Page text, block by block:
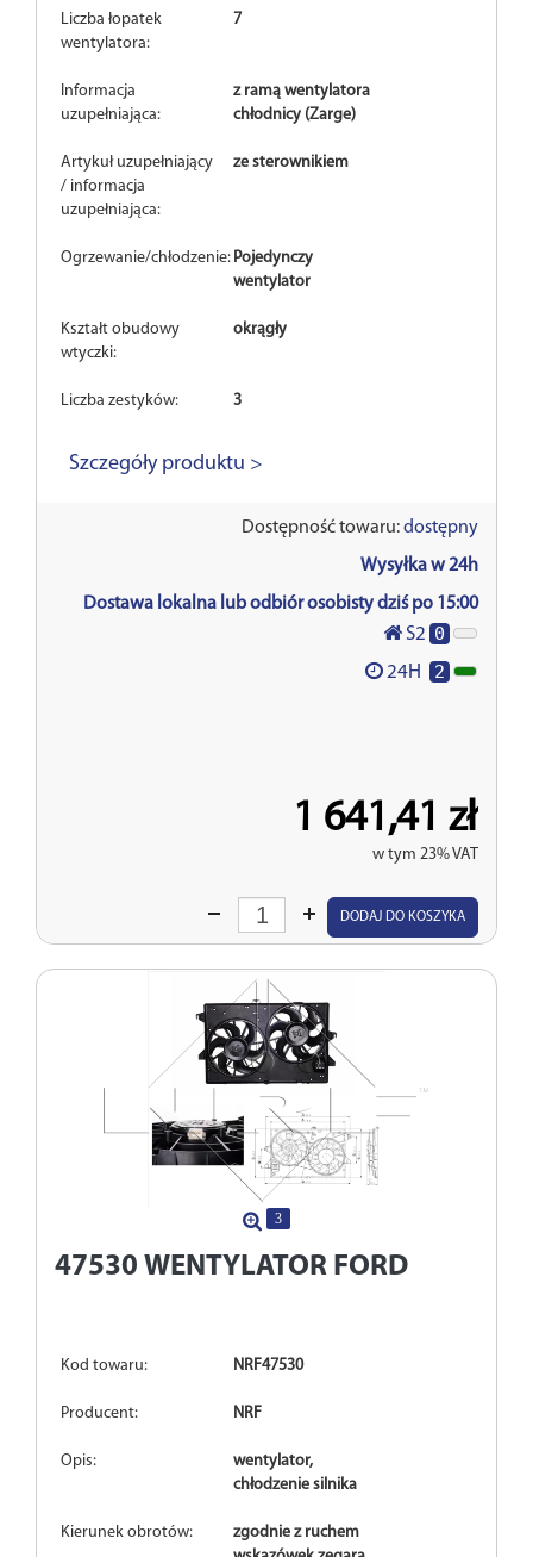
Liczba łopatek
wentylatora:
7
Informacja
uzupełniająca:
z ramą wentylatora
chłodnicy (Zarge)
Artykuł uzupełniający
/ informacja
uzupełniająca:
ze sterownikiem
Ogrzewanie/chłodzenie: Pojedynczy
wentylator
Kształt obudowy
wtyczki:
okrągły
Liczba zestyków: 3
Szczegóły produktu >
Dostępność towaru:dostępny
Wysyłka w 24h
Dostawa lokalna lub odbiór osobisty dziś po 15:00
S2 0
24H 2
1 641,41 zł
w tym 23% VAT
Wprowadź
DODAJ DO KOSZYKA
3
47530 WENTYLATOR FORD
Kod towaru: NRF47530
Producent: NRF
Opis:
wentylator,
chłodzenie silnika
Kierunek obrotów:
zgodnie z ruchem